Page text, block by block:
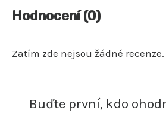
Hodnocení (0)
Zatím zde nejsou žádné recenze.
Buďte první, kdo